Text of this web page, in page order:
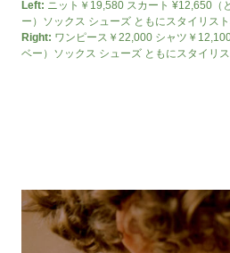
Left: ニット￥19,580 スカート ¥12,650（
ー）ソックス シューズ ともにスタイリス
Right: ワンピース￥22,000 シャツ￥
ベー）ソックス シューズ ともにスタイリ